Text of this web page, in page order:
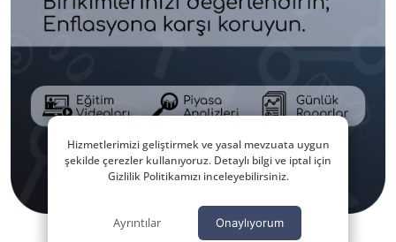
Hizmetlerimizi geliştirmek ve yasal mevzuata uygun
şekilde çerezler kullanıyoruz. Detaylı bilgi ve iptal için
Gizlilik Politikamızı inceleyebilirsiniz.
Ayrıntılar Onaylıyorum